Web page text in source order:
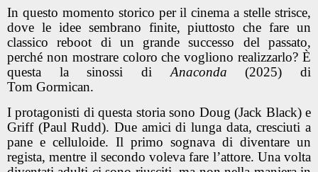
In questo momento storico per il cinema a stelle strisce,
dove le idee sembrano finite, piuttosto che fare un
classico reboot di un grande successo del passato,
perché non mostrare coloro che vogliono realizzarlo? È
questa la sinossi di Anaconda(2025) di
Tom Gormican.
I protagonisti di questa storia sono Doug (Jack Black) e
Griff (Paul Rudd). Due amici di lunga data, cresciuti a
pane e celluloide. Il primo sognava di diventare un
regista, mentre il secondo voleva fare l’attore. Una volta